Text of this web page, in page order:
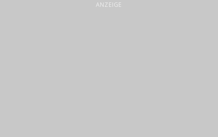
ANZEIGE